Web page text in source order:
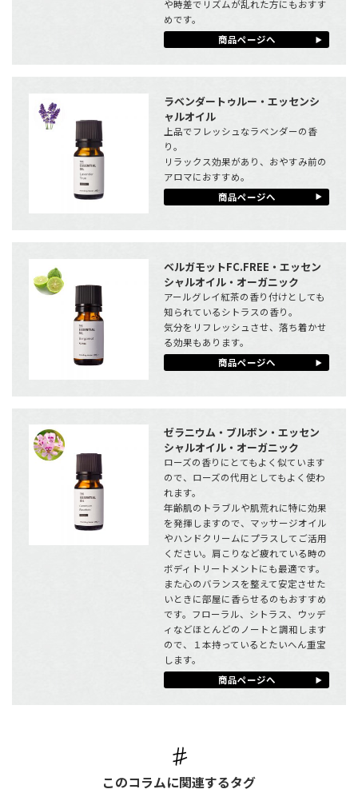
や時差でリズムが乱れた方にもおすす
めです。
商品ページへ
ラベンダートゥルー・エッセンシ
ャルオイル
上品でフレッシュなラベンダーの香
り。
リラックス効果があり、おやすみ前の
アロマにおすすめ。
商品ページへ
ベルガモットFC.FREE・エッセン
シャルオイル・オーガニック
アールグレイ紅茶の香り付けとしても
知られているシトラスの香り。
気分をリフレッシュさせ、落ち着かせ
る効果もあります。
商品ページへ
ゼラニウム・ブルボン・エッセン
シャルオイル・オーガニック
ローズの香りにとてもよく似ています
ので、ローズの代用としてもよく使わ
れます。
年齢肌のトラブルや肌荒れに特に効果
を発揮しますので、マッサージオイル
やハンドクリームにプラスしてご活用
ください。肩こりなど疲れている時の
ボディトリートメントにも最適です。
また心のバランスを整えて安定させた
いときに部屋に香らせるのもおすすめ
です。フローラル、シトラス、ウッデ
ィなどほとんどのノートと調和します
ので、１本持っているとたいへん重宝
します。
商品ページへ
このコラムに関連するタグ